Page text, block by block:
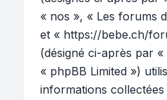
« nos », « Les forums
et « https://bebe.ch/
(désigné ci-après par
« phpBB Limited »)
informations collectées